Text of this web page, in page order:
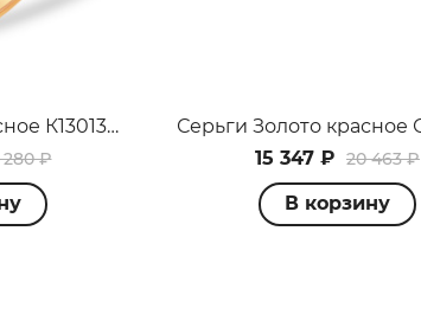
Кольцо Золото красное К13013870
280 ₽
15 347 ₽ 20 463 ₽
В корзину